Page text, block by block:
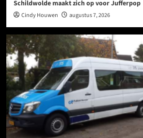
Schildwolde maakt zich op voor Jufferpop
Cindy Houwen augustus 7, 2026